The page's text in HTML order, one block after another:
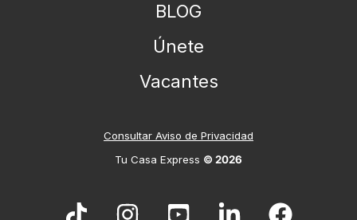
BLOG
Únete
Vacantes
Consultar Aviso de Privacidad
Tu Casa Express © 2026